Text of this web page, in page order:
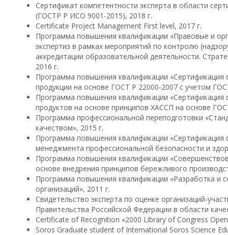
Сертификат компетентности эксперта в области
(ГОСТР Р ИСО 9001-2015), 2018 г.
Certificate Project Management First level, 2017 г.
Программа повышения квалификации «Правовые и
экспертиз в рамках мероприятий по контролю
аккредитации образовательной деятельности.
2016 г.
Программа повышения квалификации
продукции на основе ГОСТ Р 22000-2007 с учетом
Программа повышения квалификации «Сертификация
продуктов на основе принципов ХАССП на основе
Программа профессиональной переподготовки
качеством», 2015 г.
Программа повышения квалификации «Сертификация
менеджмента профессиональной безопасности и
Программа повышения квалификации
основе внедрения принципов бережливого
Программа повышения квалификации «Разработка и
организаций», 2011 г.
Свидетельство эксперта по оценке организаций-
Правительства Российской Федерации в области
Certificate of Recognition «2000 Library of Congress
Soros Graduate student of International Soros Science